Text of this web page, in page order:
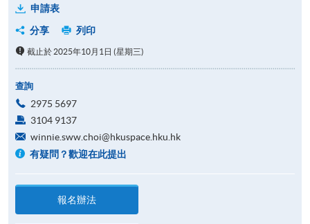
申請表
分享
列印
截止於 2025年10月1日 (星期三)
查詢
2975 5697
3104 9137
winnie.sww.choi@hkuspace.hku.hk
有疑問？歡迎在此提出
報名辦法